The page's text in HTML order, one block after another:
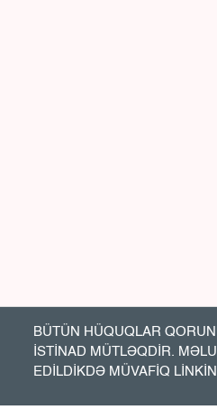
BÜTÜN HÜQUQLAR
İSTİNAD MÜTLƏQDİR.
EDİLDİKDƏ MÜVAFİQ